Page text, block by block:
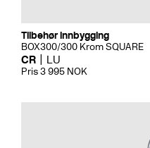
Tilbehør innbygging
BOX300/300 Krom SQUARE
CR LU
Pris 3 995 NOK